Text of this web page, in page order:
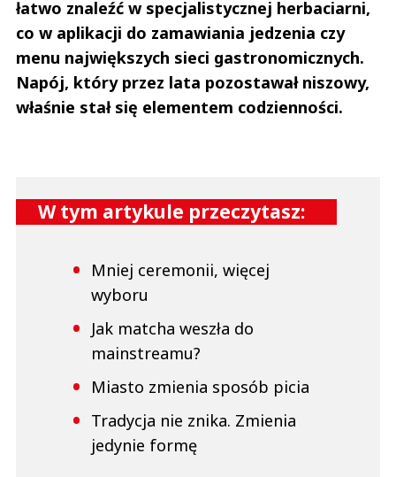
łatwo znaleźć w specjalistycznej herbaciarni,
co w aplikacji do zamawiania jedzenia czy
menu największych sieci gastronomicznych.
Napój, który przez lata pozostawał niszowy,
właśnie stał się elementem codzienności.
W tym artykule przeczytasz:
Mniej ceremonii, więcej
wyboru
Jak matcha weszła do
mainstreamu?
Miasto zmienia sposób picia
Tradycja nie znika. Zmienia
jedynie formę